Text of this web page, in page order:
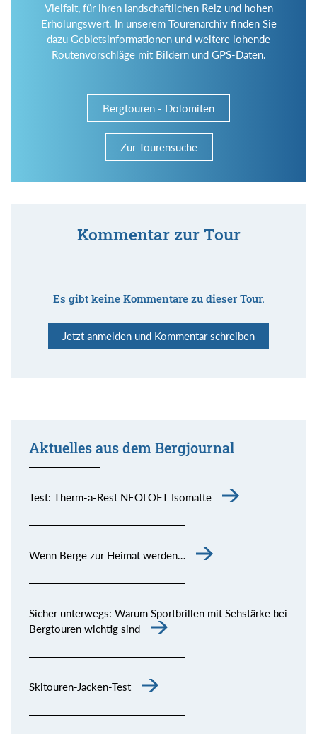
Vielfalt, für ihren landschaftlichen Reiz und hohen
Erholungswert. In unserem Tourenarchiv finden Sie
dazu Gebietsinformationen und weitere lohende
Routenvorschläge mit Bildern und GPS-Daten.
Bergtouren - Dolomiten
Zur Tourensuche
Kommentar zur Tour
Es gibt keine Kommentare zu dieser Tour.
Jetzt anmelden und Kommentar schreiben
Aktuelles aus dem Bergjournal
Test: Therm-a-Rest NEOLOFT Isomatte
Wenn Berge zur Heimat werden…
Sicher unterwegs: Warum Sportbrillen mit Sehstärke bei
Bergtouren wichtig sind
Skitouren-Jacken-Test